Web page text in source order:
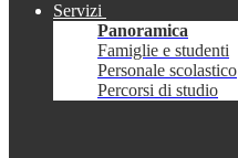
Servizi
Panoramica
Famiglie e studenti
Personale scolastico
Percorsi di studio